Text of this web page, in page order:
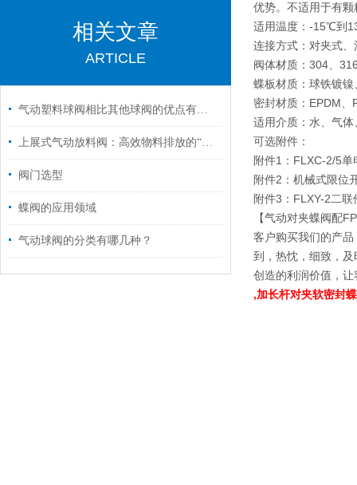
优势。不适用于有
适用温度：-15℃到
连接方式：对夹式
阀体材质：304、
蝶板材质：球铁镀
密封材质：EPDM
适用介质：水、气
可选附件：
附件1：FLXC-2/5
附件2：机械式限位
附件3：FLXY-2二
【气动对夹蝶阀配
客户购买我们的产
到，热忱，细致，
创造的利润价值，
,加长杆对夹软密封
相关文章
ARTICLE
气动塑料球阀相比其他球阀的优点有哪些
上展式气动放料阀：高效物料排放的“气动先锋”
阀门选型
蝶阀的应用领域
气动球阀的分类有哪几种？